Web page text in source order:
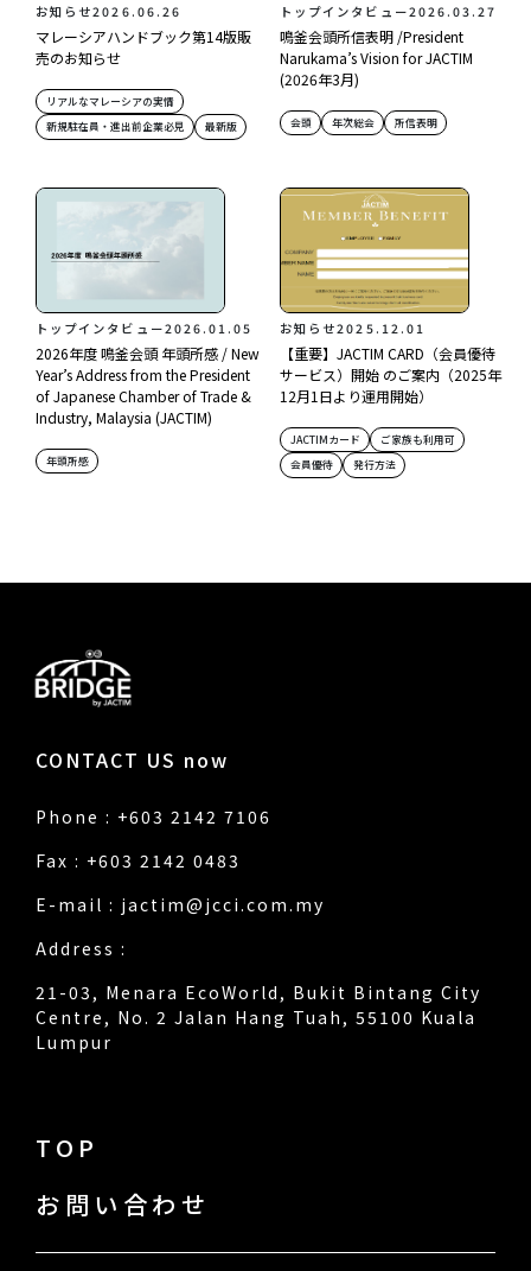
お知らせ2026.06.26
マレーシアハンドブック第14版販
売のお知らせ
リアルなマレーシアの実情
新規駐在員・進出前企業必見
最新版
トップインタビュー2026.03.27
鳴釜会頭所信表明 /President
Narukama’s Vision for JACTIM
(2026年3月)
会頭 年次総会 所信表明
トップインタビュー2026.01.05
2026年度 鳴釜会頭 年頭所感 / New
Year’s Address from the President
of Japanese Chamber of Trade &
Industry, Malaysia (JACTIM)
年頭所感
お知らせ2025.12.01
【重要】JACTIM CARD（会員優待
サービス）開始 のご案内（2025年
12月1日より運用開始）
JACTIMカード
ご家族も利用可
会員優待
発行方法
CONTACT US now
Phone : +603 2142 7106
Fax : +603 2142 0483
E-mail : jactim@jcci.com.my
Address :
21-03, Menara EcoWorld, Bukit Bintang City
Centre, No. 2 Jalan Hang Tuah, 55100 Kuala
Lumpur
TOP
お問い合わせ